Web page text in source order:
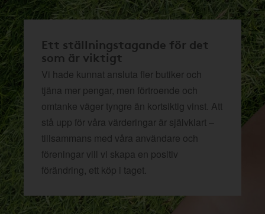
Ett ställningstagande för det
som är viktigt
Vi hade kunnat ansluta fler butiker och
tjäna mer pengar, men förtroende och
omtanke väger tyngre än kortsiktig vinst. Att
stå upp för våra värderingar är självklart –
tillsammans med våra användare och
föreningar vill vi skapa en positiv
förändring, ett köp i taget.